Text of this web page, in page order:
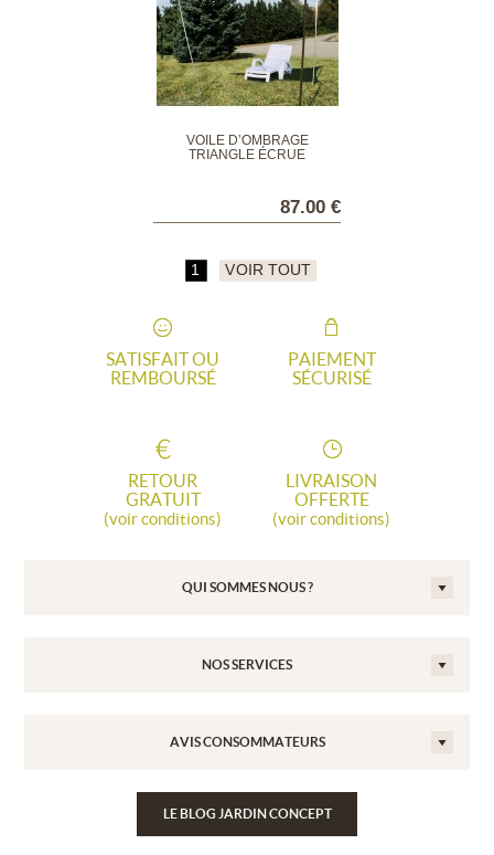
VOILE D’OMBRAGE
TRIANGLE ÉCRUE
87.00 €
1 VOIR TOUT
SATISFAIT OU
REMBOURSÉ
PAIEMENT
SÉCURISÉ
RETOUR
GRATUIT
(voir conditions)
LIVRAISON
OFFERTE
(voir conditions)
QUI SOMMES NOUS ?
NOS SERVICES
AVIS CONSOMMATEURS
LE BLOG JARDIN CONCEPT